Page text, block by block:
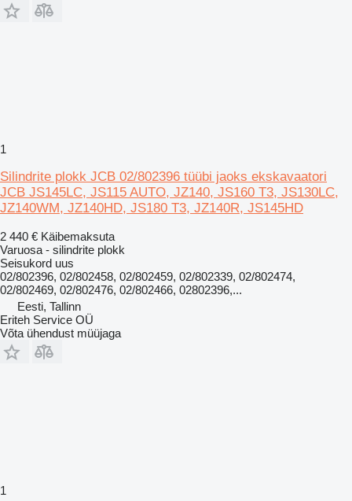
1
Silindrite plokk JCB 02/802396 tüübi jaoks ekskavaatori
JCB JS145LC, JS115 AUTO, JZ140, JS160 T3, JS130LC,
JZ140WM, JZ140HD, JS180 T3, JZ140R, JS145HD
2 440 € Käibemaksuta
Varuosa - silindrite plokk
Seisukord uus
02/802396, 02/802458, 02/802459, 02/802339, 02/802474,
02/802469, 02/802476, 02/802466, 02802396,...
Eesti, Tallinn
Eriteh Service OÜ
Võta ühendust müüjaga
1